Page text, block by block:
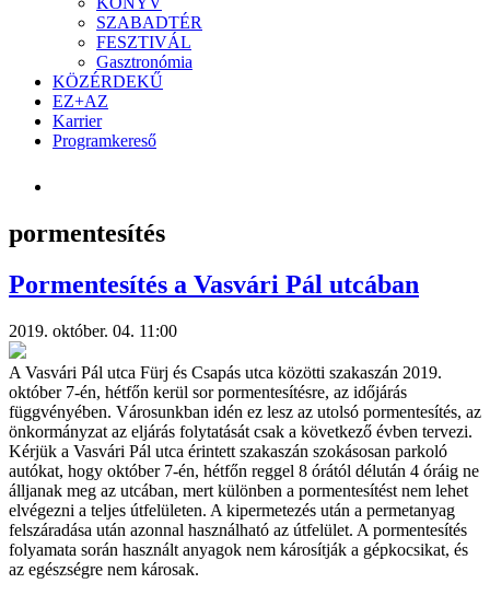
SZABADTÉR
FESZTIVÁL
Gasztronómia
KÖZÉRDEKŰ
EZ+AZ
Karrier
Programkereső
pormentesítés
Pormentesítés a Vasvári Pál utcában
2019. október. 04. 11:00
A Vasvári Pál utca Fürj és Csapás utca közötti szakaszán 2019.
október 7-én, hétfőn kerül sor pormentesítésre, az időjárás
függvényében. Városunkban idén ez lesz az utolsó pormentesítés, az
önkormányzat az eljárás folytatását csak a következő évben tervezi.
Kérjük a Vasvári Pál utca érintett szakaszán szokásosan parkoló
autókat, hogy október 7-én, hétfőn reggel 8 órától délután 4 óráig ne
álljanak meg az utcában, mert különben a pormentesítést nem lehet
elvégezni a teljes útfelületen. A kipermetezés után a permetanyag
felszáradása után azonnal használható az útfelület. A pormentesítés
folyamata során használt anyagok nem károsítják a gépkocsikat, és
az egészségre nem károsak.